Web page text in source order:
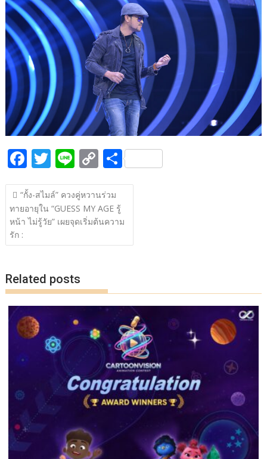
o
o
k
Li
n
k
F
ac
e
b
o
k
T
w
itt
er
Li
n
e
C
o
p
y
n
S
h
e
แนะแนว
เรื่อง
“กั้ง-สไมล์” ควงคู่หวานร่วม
ทายอายุใน “GUESS MY AGE รู้
หน้า ไม่รู้วัย” เผยจุดเริ่มต้นความ
รัก :
Related posts